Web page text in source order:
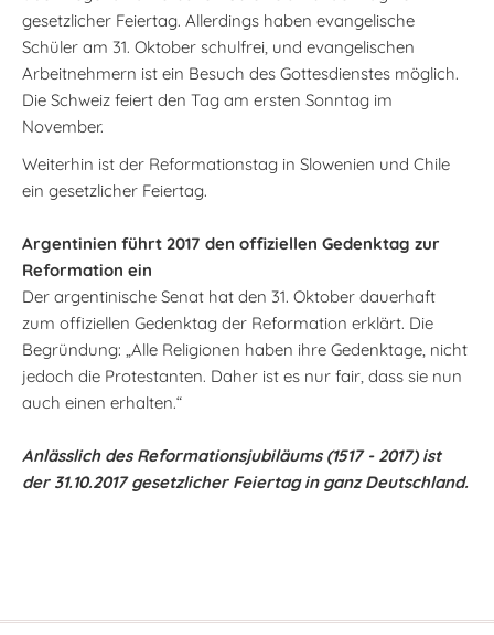
gesetzlicher Feiertag. Allerdings haben evangelische
Schüler am 31. Oktober schulfrei, und evangelischen
Arbeitnehmern ist ein Besuch des Gottesdienstes möglich.
Die Schweiz feiert den Tag am ersten Sonntag im
November.
Weiterhin ist der Reformationstag in Slowenien und Chile
ein gesetzlicher Feiertag.
Argentinien führt 2017 den offiziellen Gedenktag zur
Reformation ein
Der argentinische Senat hat den 31. Oktober dauerhaft
zum offiziellen Gedenktag der Reformation erklärt. Die
Begründung: „Alle Religionen haben ihre Gedenktage, nicht
jedoch die Protestanten. Daher ist es nur fair, dass sie nun
auch einen erhalten.“
Anlässlich des Reformationsjubiläums (1517 - 2017) ist
der 31.10.2017 gesetzlicher Feiertag in ganz Deutschland.